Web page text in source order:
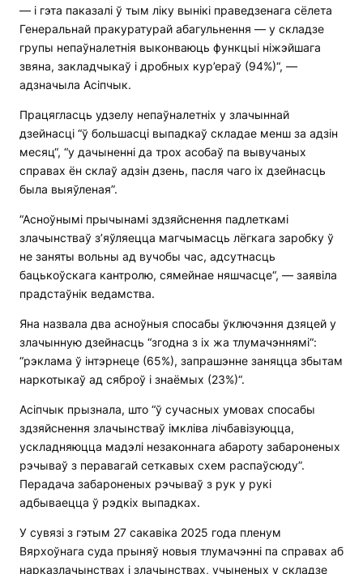
— і гэта паказалі ў тым ліку вынікі праведзенага сёлета
Генеральнай пракуратурай абагульнення — у складзе
групы непаўналетнія выконваюць функцыі ніжэйшага
звяна, закладчыкаў і дробных кур’ераў (94%)“, —
адзначыла Асіпчык.
Працягласць удзелу непаўналетніх у злачыннай
дзейнасці “ў большасці выпадкаў складае менш за адзін
месяц“, “у дачыненні да трох асобаў па вывучаных
справах ён склаў адзін дзень, пасля чаго іх дзейнасць
была выяўленая”.
“Асноўнымі прычынамі здзяйснення падлеткамі
злачынстваў з’яўляецца магчымасць лёгкага заробку ў
не заняты вольны ад вучобы час, адсутнасць
бацькоўскага кантролю, сямейнае няшчасце“, — заявіла
прадстаўнік ведамства.
Яна назвала два асноўныя спосабы ўключэння дзяцей у
злачынную дзейнасць “згодна з іх жа тлумачэннямі“:
“рэклама ў інтэрнеце (65%), запрашэнне заняцца збытам
наркотыкаў ад сяброў і знаёмых (23%)“.
Асіпчык прызнала, што “ў сучасных умовах спосабы
здзяйснення злачынстваў імкліва лічбавізуюцца,
ускладняюцца мадэлі незаконнага абароту забароненых
рэчываў з перавагай сеткавых схем распаўсюду”.
Перадача забароненых рэчываў з рук у рукі
адбываецца ў рэдкіх выпадках.
У сувязі з гэтым 27 сакавіка 2025 года пленум
Вярхоўнага суда прыняў новыя тлумачэнні па справах аб
нарказлачынствах і злачынствах, учыненых у складзе